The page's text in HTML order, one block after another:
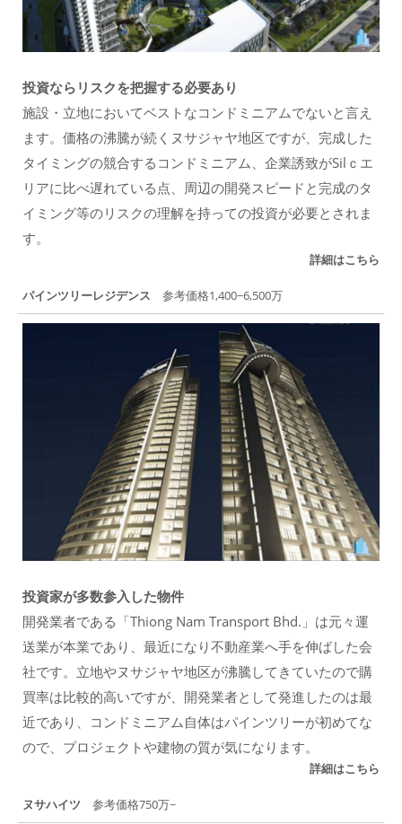
投資ならリスクを把握する必要あり
施設・立地においてベストなコンドミニアムでないと言え
ます。価格の沸騰が続くヌサジャヤ地区ですが、完成した
タイミングの競合するコンドミニアム、企業誘致がSilｃエ
リアに比べ遅れている点、周辺の開発スピードと完成のタ
イミング等のリスクの理解を持っての投資が必要とされま
す。
詳細はこちら
パインツリーレジデンス 参考価格1,400~6,500万
投資家が多数参入した物件
開発業者である「Thiong Nam Transport Bhd.」は元々運
送業が本業であり、最近になり不動産業へ手を伸ばした会
社です。立地やヌサジャヤ地区が沸騰してきていたので購
買率は比較的高いですが、開発業者として発進したのは最
近であり、コンドミニアム自体はパインツリーが初めてな
ので、プロジェクトや建物の質が気になります。
詳細はこちら
ヌサハイツ 参考価格750万~